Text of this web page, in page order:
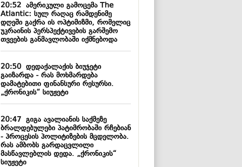
20:52ამერიკული გამოცემა The
Atlantic: სულ რაღაც რამდენიმე
დღეში გაქრა ის ოპტიმიზმი, რომელიც
უკრაინის პერსპექტივების გარშემო
თვეების განმავლობაში იქმნებოდა
20:50დედაქალაქის ბიუჯეტი
გაიზარდა - რას მოხმარდება
დამატებითი ფინანსური რესურსი.
„ქრონიკის“ სიუჟეტი
20:47გიგა ავალიანის საქმეზე
ბრალდებულები პატიმრობაში რჩებიან
- პროცესის პოლიტიზების მცდელობა.
რას ამბობს გარდაცვლილი
მასწავლებლის დედა. „ქრონიკის“
სიუჟეტი